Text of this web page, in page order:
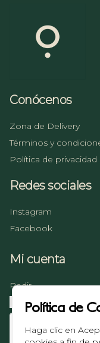
Conócenos
Zona de Delivery
Términos y
Política de privacidad
Redes sociales
Instagram
Facebook
Mi cuenta
Pedir
Iniciar sesión
Política de
Haga clic en